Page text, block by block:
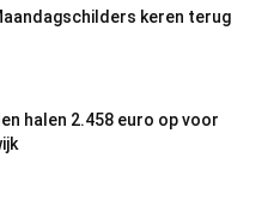
keren terug
halen 2.458 euro op voor